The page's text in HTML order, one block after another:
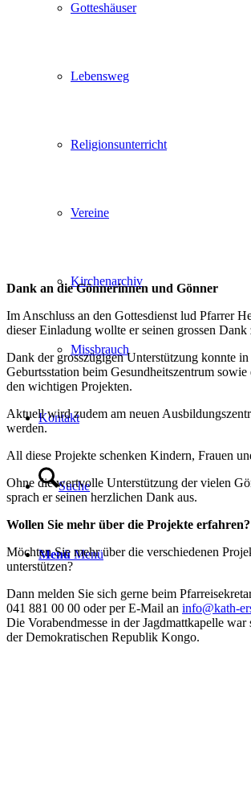
Gotteshäuser
Lebensweg
Religionsunterricht
Vereine
Kirchenarchiv
Missbrauch
Kontakt
Suche
Menü Menü
Dank an die Gönnerinnen und Gönner
Im Anschluss an den Gottesdienst lud Pfarrer
dieser Einladung wollte er seinen grossen
Dank der grosszügigen Unterstützung konnte
Geburtsstation beim Gesundheitszentrum
den wichtigen Projekten.
Aktuell wird zudem am neuen
werden.
All diese Projekte schenken Kindern, Frauen
Ohne die wertvolle Unterstützung der vielen
sprach er seinen herzlichen Dank aus.
Wollen Sie mehr über die Projekte erfahren?
Möchten Sie mehr über die verschiedenen
unterstützen?
Dann melden Sie sich gerne beim
041 881 00 00 oder per E-Mail an info@kath-
Die Vorabendmesse in der Jagdmattkapelle
der Demokratischen Republik Kongo.